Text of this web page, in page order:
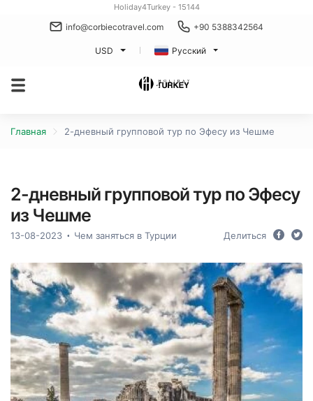
Holiday4Turkey - 15144
info@corbiecotravel.com +90 5388342564
USD Русский
Главная 2-дневный групповой тур по Эфесу из Чешме
2-дневный групповой тур по Эфесу
из Чешме
13-08-2023 Чем заняться в Турции Делиться